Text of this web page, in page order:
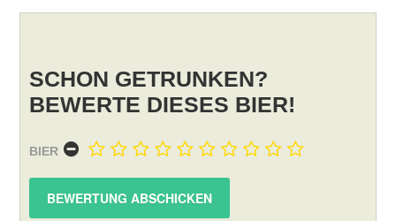
SCHON GETRUNKEN?
BEWERTE DIESES BIER!
BIER